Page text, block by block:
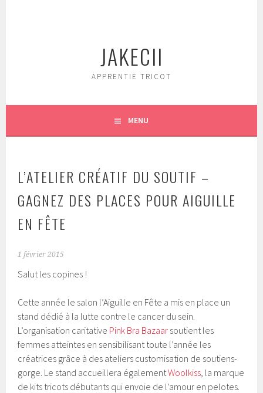
JAKECII
APPRENTIE TRICOT
MENU
L’ATELIER CRÉATIF DU SOUTIF –
GAGNEZ DES PLACES POUR AIGUILLE
EN FÊTE
1 février 2015
Salut les copines !
Cette année le salon l’Aiguille en Fête a mis en place un
stand dédié à la lutte contre le cancer du sein.
L’organisation caritative Pink Bra Bazaar soutient les
femmes atteintes en sensibilisant toute l’année les
créatrices grâce à des ateliers customisation de soutiens-
gorge. Le stand accueillera égalementWoolkiss, la marque
de kits tricots débutants qui envoie de l’amour en pelotes.